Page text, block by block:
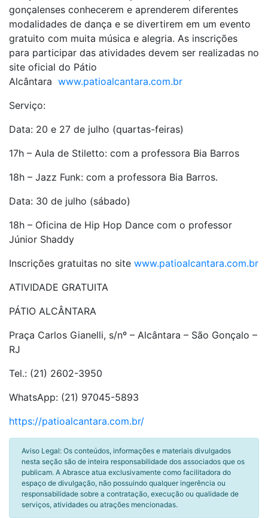
gonçalenses conhecerem e aprenderem diferentes
modalidades de dança e se divertirem em um evento
gratuito com muita música e alegria. As inscrições
para participar das atividades devem ser realizadas no
site oficial do Pátio
Alcântara www.patioalcantara.com.br
Serviço:
Data: 20 e 27 de julho (quartas-feiras)
17h – Aula de Stiletto: com a professora Bia Barros
18h – Jazz Funk: com a professora Bia Barros.
Data: 30 de julho (sábado)
18h – Oficina de Hip Hop Dance com o professor
Júnior Shaddy
Inscrições gratuitas no site www.patioalcantara.com.br
ATIVIDADE GRATUITA
PÁTIO ALCÂNTARA
Praça Carlos Gianelli, s/nº – Alcântara – São Gonçalo –
RJ
Tel.: (21) 2602-3950
WhatsApp: (21) 97045-5893
https://patioalcantara.com.br/
Aviso Legal: Os conteúdos, informações e materiais divulgados
nesta seção são de inteira responsabilidade dos associados que os
publicam. A Abrasce atua exclusivamente como facilitadora do
espaço de divulgação, não possuindo qualquer ingerência ou
responsabilidade sobre a contratação, execução ou qualidade de
serviços, atividades ou atrações mencionadas.